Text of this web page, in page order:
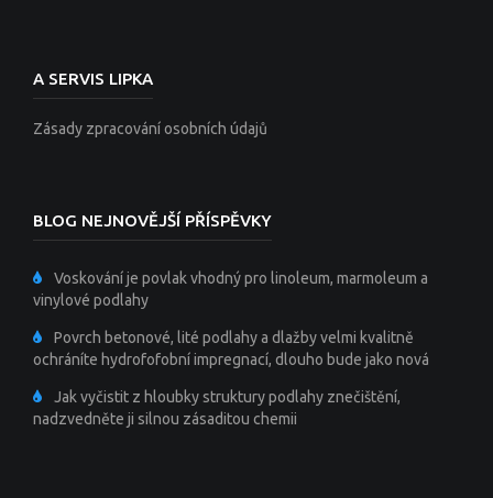
A SERVIS LIPKA
Zásady zpracování osobních údajů
BLOG NEJNOVĚJŠÍ PŘÍSPĚVKY
Voskování je povlak vhodný pro linoleum, marmoleum a
vinylové podlahy
Povrch betonové, lité podlahy a dlažby velmi kvalitně
ochráníte hydrofofobní impregnací, dlouho bude jako nová
Jak vyčistit z hloubky struktury podlahy znečištění,
nadzvedněte ji silnou zásaditou chemii